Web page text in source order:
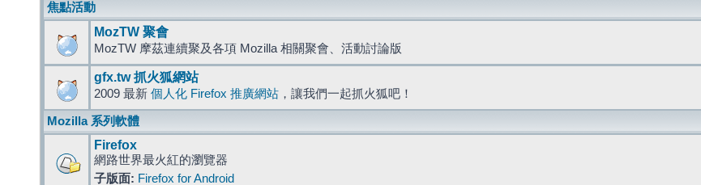
焦點活動
MozTW 聚會
MozTW 摩茲連續聚及各項 Mozilla 相關聚會、活動討論版
gfx.tw 抓火狐網站
2009 最新 個人化 Firefox 推廣網站 ，讓我們一起抓火狐吧！
Mozilla 系列軟體
Firefox
網路世界最火紅的瀏覽器
子版面: Firefox for Android